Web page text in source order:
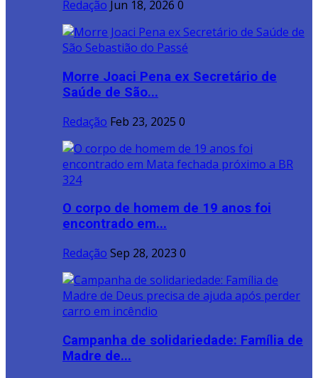
Redação Jun 18, 2026 0
Morre Joaci Pena ex Secretário de
Saúde de São...
Redação Feb 23, 2025 0
O corpo de homem de 19 anos foi
encontrado em...
Redação Sep 28, 2023 0
Campanha de solidariedade: Família de
Madre de...